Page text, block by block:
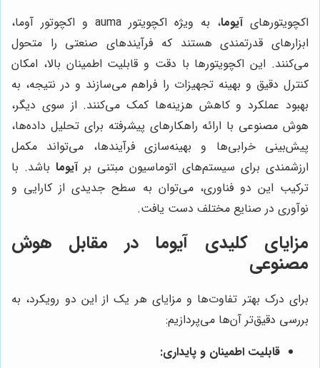
اکچویتورهایآیوما
، به ویژه اکچویتور auma و اکچوتور آوما،
ابزارهای قدرتمندی هستند که فرآیندهای صنعتی را متحول
می‌کنند. این اکچویتورها با دقت و قابلیت اطمینان بالا، امکان
کنترل دقیق و بهینه تجهیزات را فراهم می‌سازند و در نتیجه، به
بهبود عملکرد و کاهش هزینه‌ها کمک می‌کنند. از سوی دیگر،
هوش مصنوعی با ارائه راهکارهای پیشرفته برای تحلیل داده‌ها،
پیش‌بینی خرابی‌ها و بهینه‌سازی فرآیندها، می‌تواند مکمل
ارزشمندی برای سیستم‌های اتوماسیون مبتنی برآیوما باشد. با
ترکیب این دو فناوری، می‌توان به سطح جدیدی از کارایی و
نوآوری در صنایع مختلف دست یافت.
مزایای کلیدی آیوما در مقابل هوش
مصنوعی
برای درک بهتر تفاوت‌ها و مزایای هر یک از این دو رویکرد، به
بررسی دقیق‌تر آن‌ها می‌پردازیم:
قابلیت اطمینان و پایداری: